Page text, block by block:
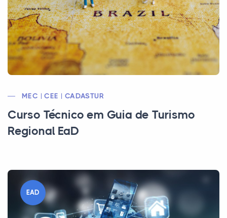
MEC | CEE | CADASTUR
Curso Técnico em Guia de Turismo
Regional EaD
EAD